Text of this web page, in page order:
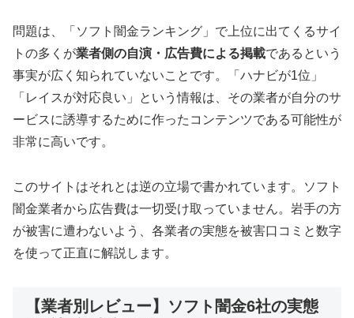
問題は、「ソフト闇金ランキング」で上位に出てくるサイ
トの多くが業者側の自演・広告費による掲載であるという
事実が広く知られていないことです。「ハナビが1位」
「レイスが対応良い」という情報は、その業者が自分のサ
ービスに誘導するために作ったコンテンツである可能性が
非常に高いです。
このサイトはそれとは逆の立場で書かれています。ソフト
闇金業者から広告費は一切受け取っていません。岩手の方
が被害に遭わないよう、各業者の実態を被害口コミと数字
を使って正直に解説します。
【業者別レビュー】ソフト闇金6社の実態